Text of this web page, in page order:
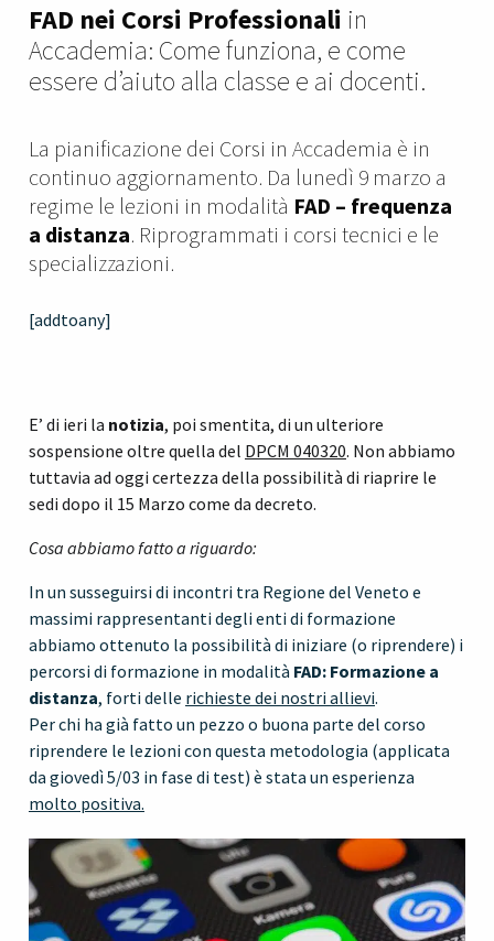
FAD nei Corsi Professionali in
Accademia: Come funziona, e come
essere d’aiuto alla classe e ai docenti.
La pianificazione dei Corsi in Accademia è in
continuo aggiornamento. Da lunedì 9 marzo a
regime le lezioni in modalità FAD – frequenza
a distanza. Riprogrammati i corsi tecnici e le
specializzazioni.
[addtoany]
E’ di ieri la notizia, poi smentita, di un ulteriore
sospensione oltre quella del DPCM 040320. Non abbiamo
tuttavia ad oggi certezza della possibilità di riaprire le
sedi dopo il 15 Marzo come da decreto.
Cosa abbiamo fatto a riguardo:
In un susseguirsi di incontri tra Regione del Veneto e
massimi rappresentanti degli enti di formazione
abbiamo ottenuto la possibilità di iniziare (o riprendere) i
percorsi di formazione in modalità FAD: Formazione a
distanza, forti delle richieste dei nostri allievi.
Per chi ha già fatto un pezzo o buona parte del corso
riprendere le lezioni con questa metodologia (applicata
da giovedì 5/03 in fase di test) è stata un esperienza
molto positiva.